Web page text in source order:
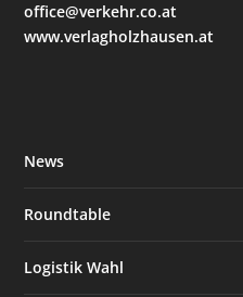
office@verkehr.co.at
www.verlagholzhausen.at
News
Roundtable
Logistik Wahl